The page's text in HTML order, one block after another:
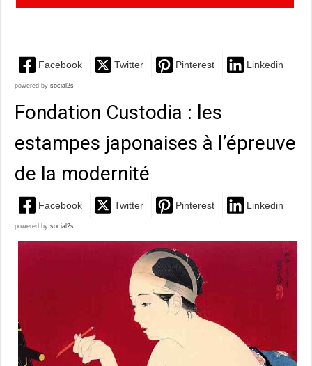
Facebook Twitter Pinterest Linkedin
powered by social2s
Fondation Custodia : les
estampes japonaises à l’épreuve
de la modernité
Facebook Twitter Pinterest Linkedin
powered by social2s